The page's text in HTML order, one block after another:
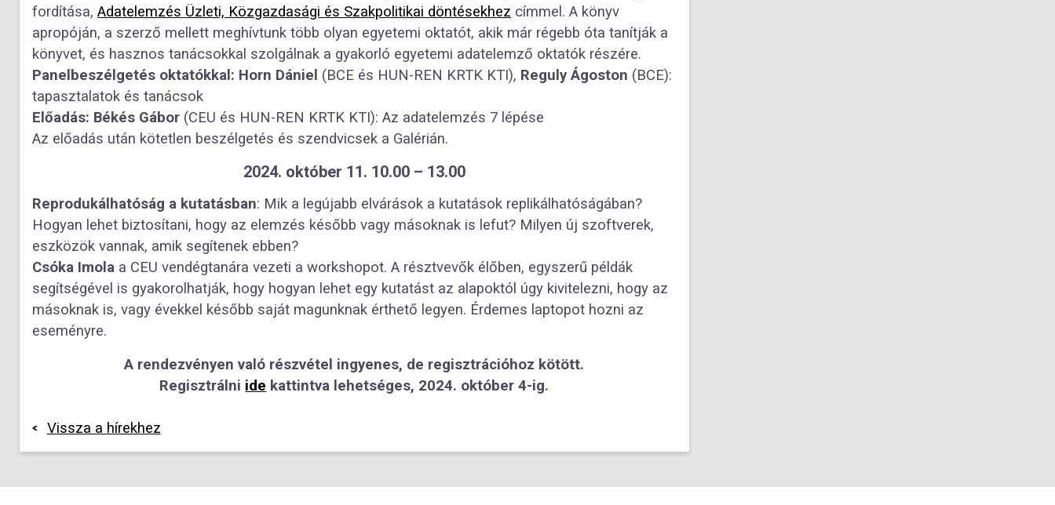
fordítása, Adatelemzés Üzleti, Közgazdasági és Szakpolitikai döntésekhez címmel. A könyv
apropóján, a szerző mellett meghívtunk több olyan egyetemi oktatót, akik már régebb óta tanítják a
könyvet, és hasznos tanácsokkal szolgálnak a gyakorló egyetemi adatelemző oktatók részére.
Panelbeszélgetés oktatókkal: Horn Dániel (BCE és HUN-REN KRTK KTI), Reguly Ágoston (BCE):
tapasztalatok és tanácsok
Előadás: Békés Gábor (CEU és HUN-REN KRTK KTI): Az adatelemzés 7 lépése
Az előadás után kötetlen beszélgetés és szendvicsek a Galérián.
2024. október 11. 10.00 – 13.00
Reprodukálhatóság a kutatásban: Mik a legújabb elvárások a kutatások replikálhatóságában?
Hogyan lehet biztosítani, hogy az elemzés később vagy másoknak is lefut? Milyen új szoftverek,
eszközök vannak, amik segítenek ebben?
Csóka Imola a CEU vendégtanára vezeti a workshopot. A résztvevők élőben, egyszerű példák
segítségével is gyakorolhatják, hogy hogyan lehet egy kutatást az alapoktól úgy kivitelezni, hogy az
másoknak is, vagy évekkel később saját magunknak érthető legyen. Érdemes laptopot hozni az
eseményre.
A rendezvényen való részvétel ingyenes, de regisztrációhoz kötött.
Regisztrálni ide kattintva lehetséges, 2024. október 4-ig.
Vissza a hírekhez